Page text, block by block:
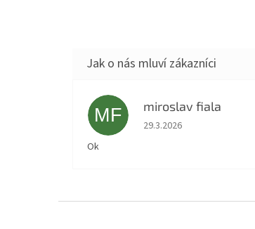
MF miroslav fiala
Hodnocení obchodu je 5
29.3.2026
Ok